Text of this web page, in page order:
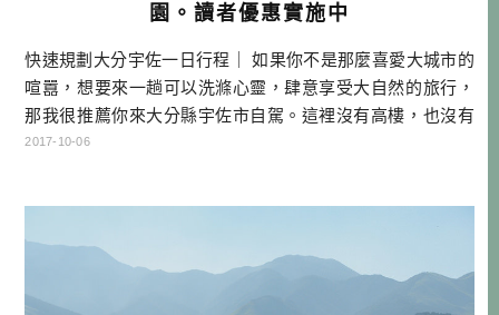
園。讀者優惠實施中
快速規劃大分宇佐一日行程｜ 如果你不是那麼喜愛大城市的
喧囂，想要來一趟可以洗滌心靈，肆意享受大自然的旅行，
那我很推薦你來大分縣宇佐市自駕。這裡沒有高樓，也沒有
便利的捷運，有的是滿滿田園閑靜。就跟著我的腳步一起玩
續旅程 宇佐一日行程 […]…
2017-10-06